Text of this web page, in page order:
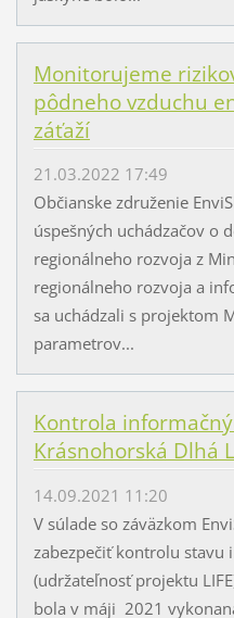
Monitorujeme
pôdneho vzduchu
záťaží
21.03.2022 17:49
Občianske združenie
úspešných uchádzačov o
regionálneho rozvoja z
regionálneho rozvoja a
sa uchádzali s projektom
parametrov...
Kontrola
Krásnohorská Dlhá
14.09.2021 11:20
V súlade so záväzkom
zabezpečiť kontrolu stavu
(udržateľnosť projektu
bola v máji 2021